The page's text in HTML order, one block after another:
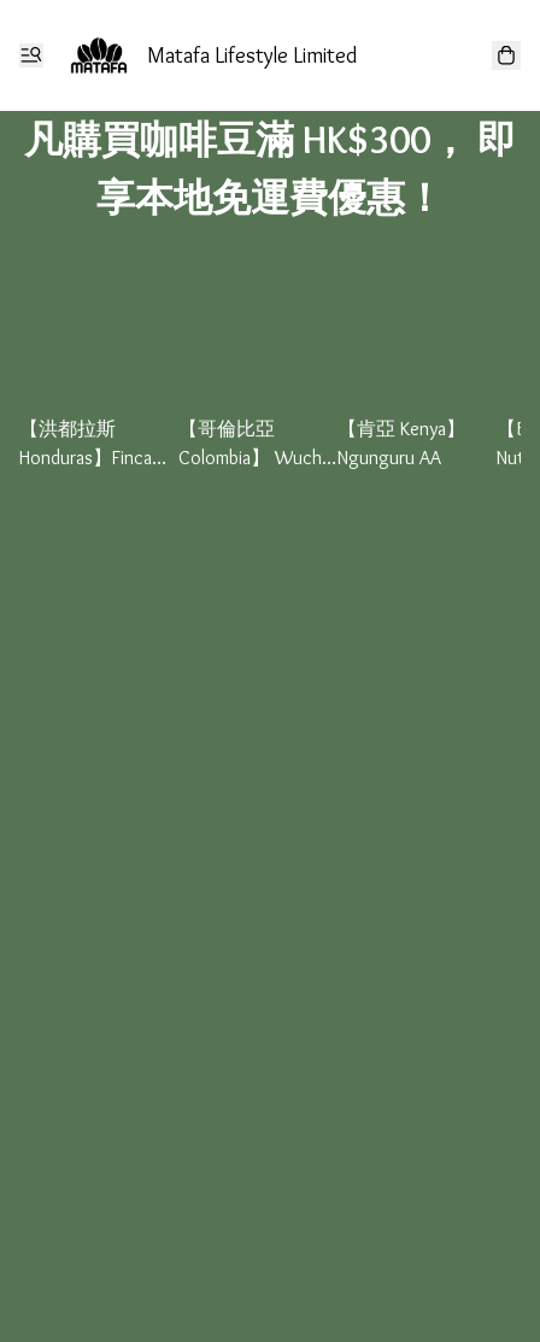
Matafa Lifestyle Limited
凡購買咖啡豆滿 HK$300， 即
享本地免運費優惠！
【洪都拉斯
Honduras】Finca
【哥倫比亞
Colombia】 Wuchii
【肯亞 Kenya】
Ngunguru AA
【
Nuty